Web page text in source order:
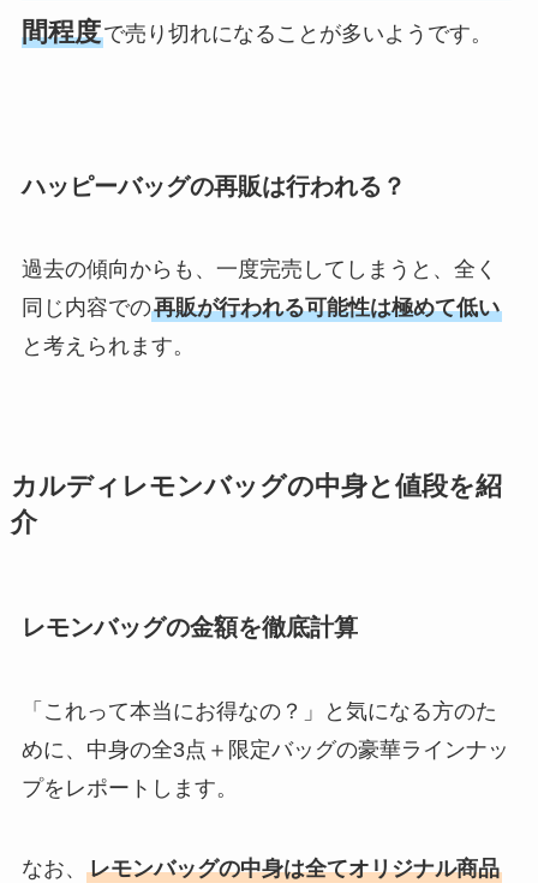
間程度で売り切れになることが多いようです。
ハッピーバッグの再販は行われる？
過去の傾向からも、一度完売してしまうと、全く
同じ内容での再販が行われる可能性は極めて低い
と考えられます。
カルディレモンバッグの中身と値段を紹
介
レモンバッグの金額を徹底計算
「これって本当にお得なの？」と気になる方のた
めに、中身の全3点＋限定バッグの豪華ラインナッ
プをレポートします。
なお、 レモンバッグの中身は全てオリジナル商品